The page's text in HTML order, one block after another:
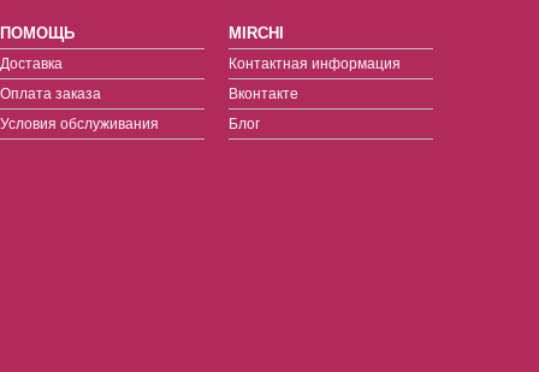
ПОМОЩЬ
Доставка
Оплата заказа
Условия обслуживания
MIRCHI
Контактная информация
Вконтакте
Блог